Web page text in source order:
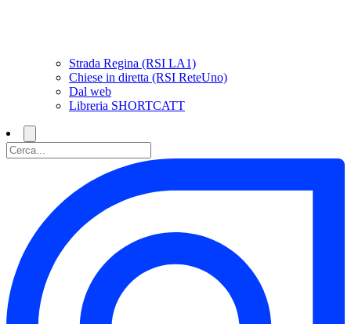
Strada Regina (RSI LA1)
Chiese in diretta (RSI ReteUno)
Dal web
Libreria SHORTCATT